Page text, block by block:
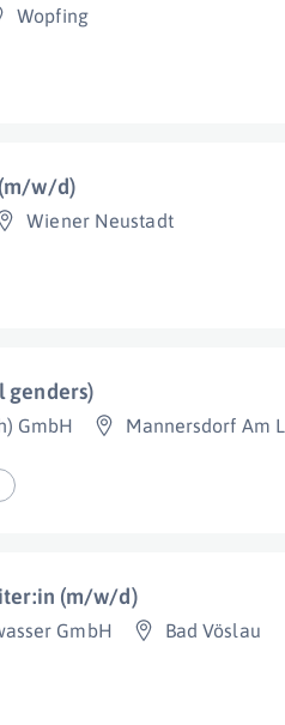
Wopfing
w/d)
Wiener Neustadt
genders)
GmbH Mannersdorf Am
(m/w/d)
GmbH Bad Vöslau